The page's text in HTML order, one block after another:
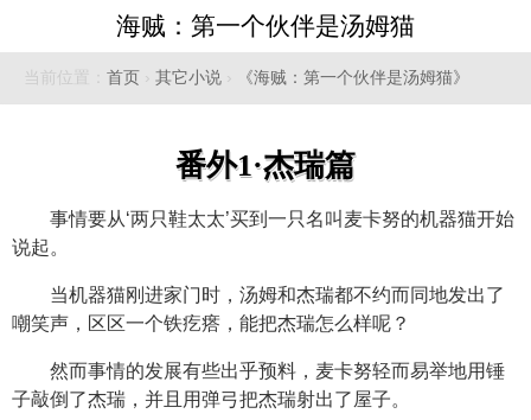
海贼：第一个伙伴是汤姆猫
当前位置： 首页 › 其它小说 › 《海贼：第一个伙伴是汤姆猫》
番外1·杰瑞篇
事情要从‘两只鞋太太’买到一只名叫麦卡努的机器猫开始
说起。
当机器猫刚进家门时，汤姆和杰瑞都不约而同地发出了
嘲笑声，区区一个铁疙瘩，能把杰瑞怎么样呢？
然而事情的发展有些出乎预料，麦卡努轻而易举地用锤
子敲倒了杰瑞，并且用弹弓把杰瑞射出了屋子。